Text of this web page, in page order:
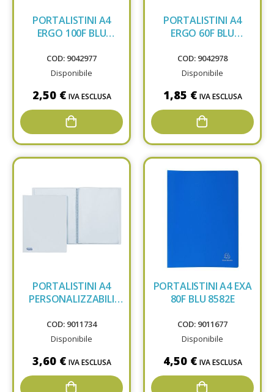
PORTALISTINI A4
ERGO 100F BLU
COD: 9042977
Disponibile
2,50 € IVA ESCLUSA
PORTALISTINI A4
ERGO 60F BLU
COD: 9042978
Disponibile
1,85 € IVA ESCLUSA
PORTALISTINI A4
PERSONALIZZABILI
COD: 9011734
Disponibile
3,60 € IVA ESCLUSA
PORTALISTINI A4 EXA
80F BLU 8582E
COD: 9011677
Disponibile
4,50 € IVA ESCLUSA